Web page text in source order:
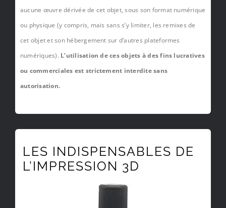
aucune œuvre dérivée de cet objet, sous son format numérique
ou physique (y compris, mais sans s’y limiter, les remixes de
cet objet et son hébergement sur d’autres plateformes
numériques). L’utilisation de ces objets à des fins lucratives
ou commerciales est strictement interdite sans
autorisation.
LES INDISPENSABLES DE
L’IMPRESSION 3D